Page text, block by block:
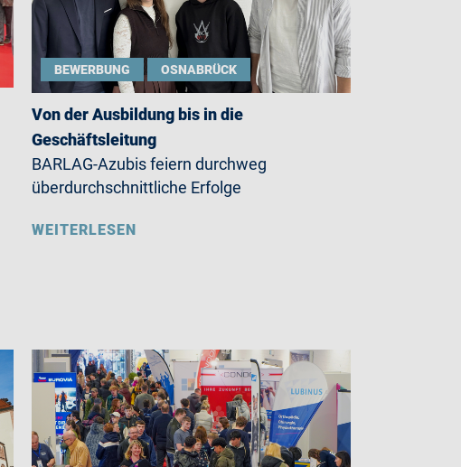
BEWERBUNG OSNABRÜCK
Von der Ausbildung bis in die
Geschäftsleitung
BARLAG-Azubis feiern durchweg
überdurchschnittliche Erfolge
WEITERLESEN